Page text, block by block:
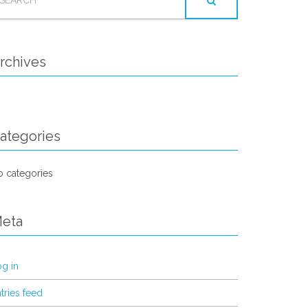
categories
in
feed